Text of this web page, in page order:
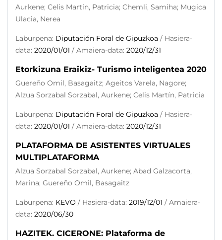
Aurkene; Celis Martín, Patricia; Chemli, Samiha; Mugica
Ulacia, Nerea
Laburpena: Diputación Foral de Gipuzkoa / Hasiera-
data: 2020/01/01 / Amaiera-data: 2020/12/31
Etorkizuna Eraikiz- Turismo inteligentea 2020
Guereño Omil, Basagaitz; Ageitos Varela, Nagore;
Alzua Sorzabal Sorzabal, Aurkene; Celis Martín, Patricia
Laburpena: Diputación Foral de Gipuzkoa / Hasiera-
data: 2020/01/01 / Amaiera-data: 2020/12/31
PLATAFORMA DE ASISTENTES VIRTUALES
MULTIPLATAFORMA
Alzua Sorzabal Sorzabal, Aurkene; Abad Galzacorta,
Marina; Guereño Omil, Basagaitz
Laburpena: KEVO / Hasiera-data: 2019/12/01 / Amaiera-
data: 2020/06/30
HAZITEK. CICERONE: Plataforma de